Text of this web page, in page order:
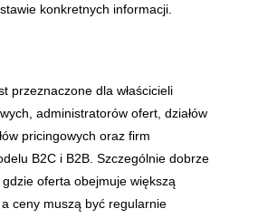
konkretnych informacji.
przeznaczone dla właścicieli
administratorów ofert, działów
pricingowych oraz firm
B2C i B2B. Szczególnie dobrze
oferta obejmuje większą
ceny muszą być regularnie